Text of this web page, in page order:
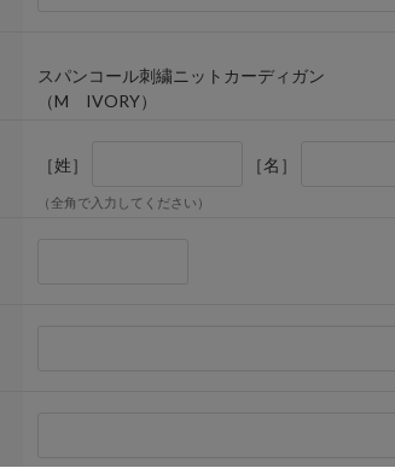
スパンコール刺繍ニットカーディガン
（M IVORY）
［姓］ ［名］
（全角で入力してください）